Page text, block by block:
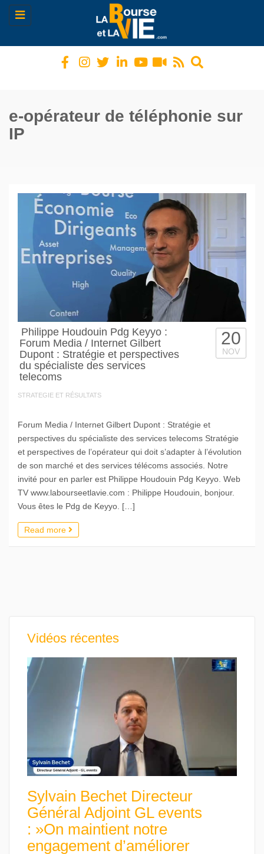
Toggle
navigation
e-opérateur de téléphonie sur
IP
Philippe Houdouin Pdg Keyyo :
Forum Media / Internet Gilbert
Dupont : Stratégie et perspectives
du spécialiste des services
telecoms
STRATEGIE ET RÉSULTATS
20
NOV
Forum Media / Internet Gilbert Dupont : Stratégie et
perspectives du spécialiste des services telecoms Stratégie
et perspectives de l’opérateur qui doit s’adapter à l’évolution
de son marché et des services télécoms associés. Notre
invité pour en parler est Philippe Houdouin Pdg Keyyo. Web
TV www.labourseetlavie.com : Philippe Houdouin, bonjour.
Vous êtes le Pdg de Keyyo. […]
Read more
Vidéos récentes
Sylvain Bechet Directeur
Général Adjoint GL events
: »On maintient notre
engagement d’améliorer